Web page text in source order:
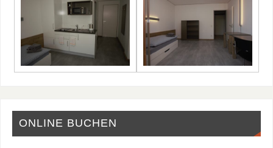
ONLINE BUCHEN